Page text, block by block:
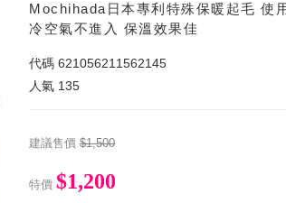
Mochihada日本專利特殊保暖起毛 使
冷空氣不進入 保溫效果佳
代碼 621056211562145
人氣 135
建議售價 $1,500
特價 $1,200